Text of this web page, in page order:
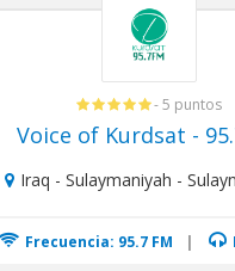
- 5 puntos
Voice of Kurdsat -
Iraq - Sulaymaniyah -
Frecuencia: 95.7 FM |